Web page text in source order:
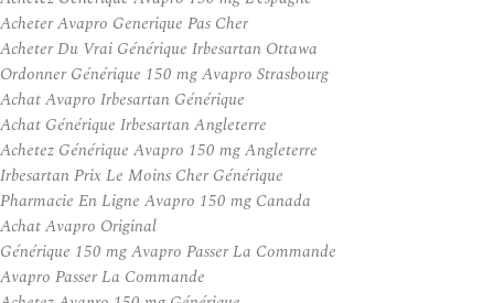
Acheter Avapro Generique Pas Cher
Acheter Du Vrai Générique Irbesartan Ottawa
Ordonner Générique 150 mg Avapro Strasbourg
Achat Avapro Irbesartan Générique
Achat Générique Irbesartan Angleterre
Achetez Générique Avapro 150 mg Angleterre
Irbesartan Prix Le Moins Cher Générique
Pharmacie En Ligne Avapro 150 mg Canada
Achat Avapro Original
Générique 150 mg Avapro Passer La Commande
Avapro Passer La Commande